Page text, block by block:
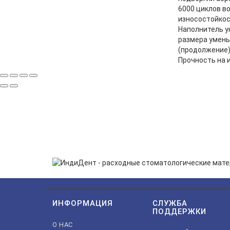
6000 циклов
Наполнитель
размера
Прочность на
ИНФОРМАЦИЯ
О НАС
СЛУЖБА
ПОДДЕРЖКИ